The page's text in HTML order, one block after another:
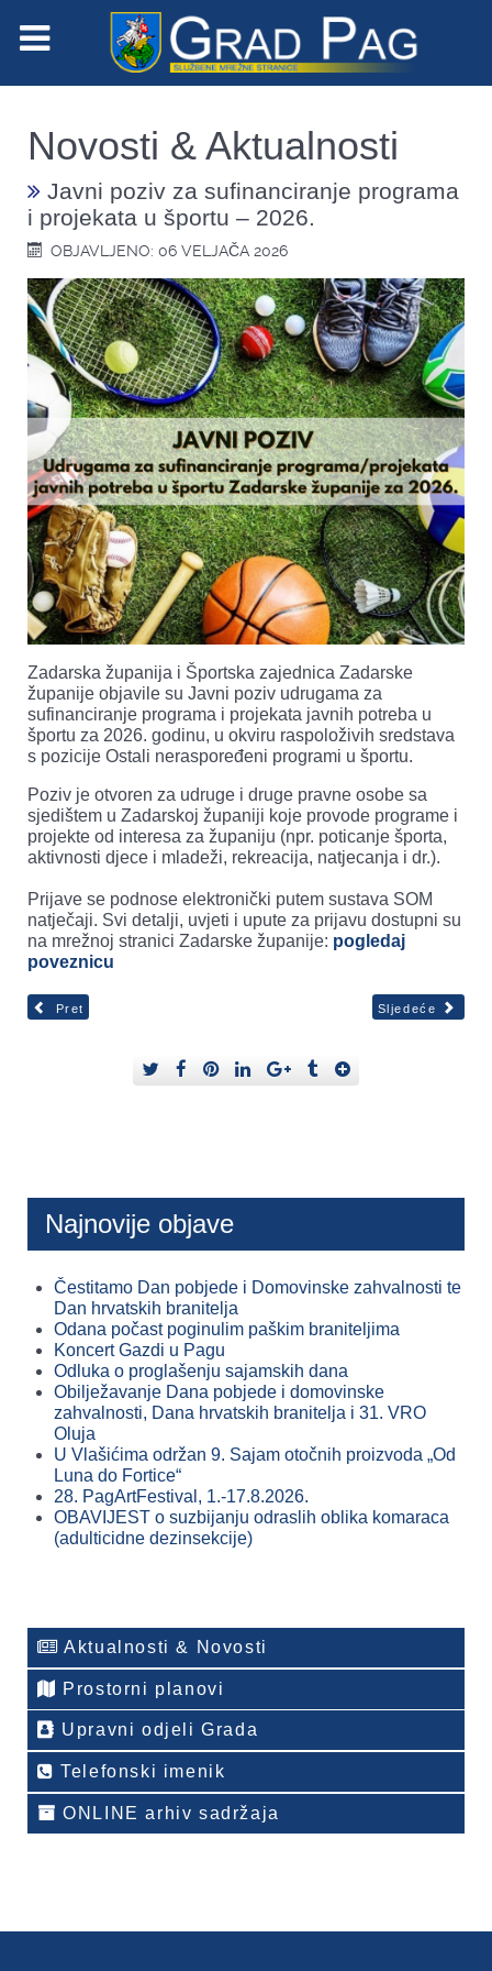
Novosti & Aktualnosti
Javni poziv za sufinanciranje programa
i projekata u športu – 2026.
OBJAVLJENO: 06 VELJAČA 2026
Zadarska županija i Športska zajednica Zadarske
županije objavile su Javni poziv udrugama za
sufinanciranje programa i projekata javnih potreba u
športu za 2026. godinu, u okviru raspoloživih sredstava
s pozicije Ostali neraspoređeni programi u športu.
Poziv je otvoren za udruge i druge pravne osobe sa
sjedištem u Zadarskoj županiji koje provode programe i
projekte od interesa za županiju (npr. poticanje športa,
aktivnosti djece i mladeži, rekreacija, natjecanja i dr.).
Prijave se podnose elektronički putem sustava SOM
natječaji. Svi detalji, uvjeti i upute za prijavu dostupni su
na mrežnoj stranici Zadarske županije: pogledaj
poveznicu
Pret Sljedeće
Najnovije objave
Čestitamo Dan pobjede i Domovinske zahvalnosti te
Dan hrvatskih branitelja
Odana počast poginulim paškim braniteljima
Koncert Gazdi u Pagu
Odluka o proglašenju sajamskih dana
Obilježavanje Dana pobjede i domovinske
zahvalnosti, Dana hrvatskih branitelja i 31. VRO
Oluja
U Vlašićima održan 9. Sajam otočnih proizvoda „Od
Luna do Fortice“
28. PagArtFestival, 1.-17.8.2026.
OBAVIJEST o suzbijanju odraslih oblika komaraca
(adulticidne dezinsekcije)
Aktualnosti & Novosti
Prostorni planovi
Upravni odjeli Grada
Telefonski imenik
ONLINE arhiv sadržaja